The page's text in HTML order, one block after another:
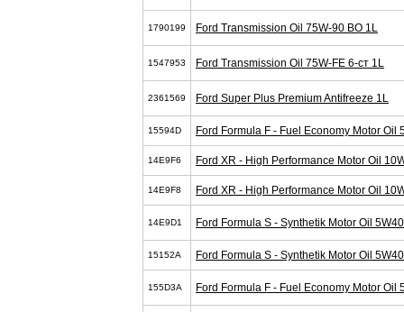
1790199 Ford Transmission Oil 75W-90 BO 1L
1547953 Ford Transmission Oil 75W-FE 6-cт 1L
2361569 Ford Super Plus Premium Antifreeze 1L
15594D Ford Formula F - Fuel Economy Motor Oil
14E9F6 Ford XR - High Performance Motor Oil
14E9F8 Ford XR - High Performance Motor Oil
14E9D1 Ford Formula S - Synthetik Motor Oil
15152A Ford Formula S - Synthetik Motor Oil
155D3A Ford Formula F - Fuel Economy Motor Oil